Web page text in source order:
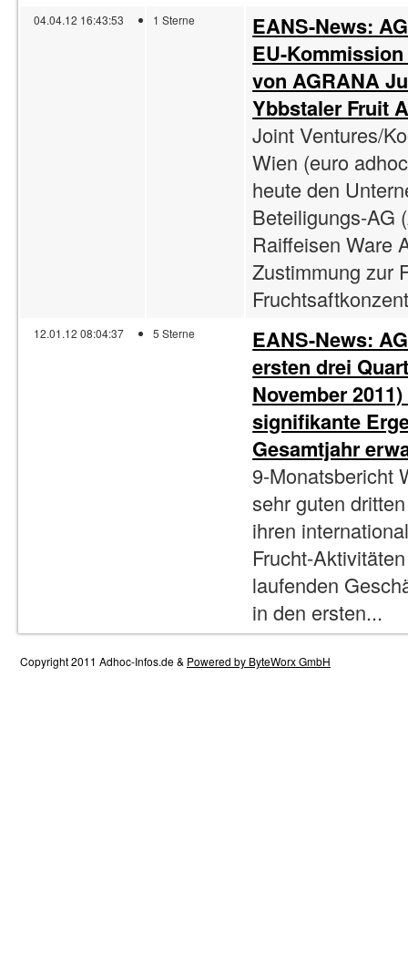
04.04.12 16:43:53 1 Sterne
EANS-News:
EU-
von AGRANA
Ybbstaler Fruit
Joint Ventures/
Wien (euro
heute den
Beteiligungs-AG
Raiffeisen Ware
Zustimmung zur
12.01.12 08:04:37 5 Sterne
EANS-News:
ersten drei
November
signifikante
Gesamtjahr
9-Monatsbericht
sehr guten
ihren
Frucht-
laufenden
in den ersten...
Copyright 2011 Adhoc-Infos.de & Powered by ByteWorx GmbH